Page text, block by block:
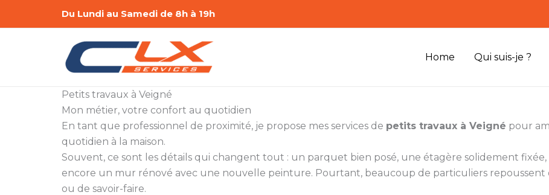
Du Lundi au Samedi de 8h à 19h
Home Qui suis-je ?
Petits travaux à Veigné
Mon métier, votre confort au quotidien
En tant que professionnel de proximité, je propose mes services de petits travaux à Veigné pour
quotidien à la maison.
Souvent, ce sont les détails qui changent tout : un parquet bien posé, une étagère solidement
encore un mur rénové avec une nouvelle peinture. Pourtant, beaucoup de particuliers repoussent
ou de savoir-faire.